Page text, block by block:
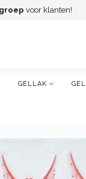
voor klanten!
GELLAK GEL